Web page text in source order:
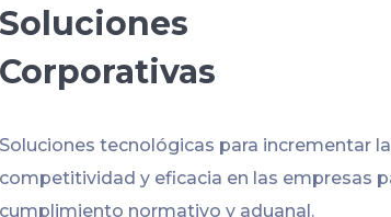
Soluciones
Corporativas
Soluciones tecnológicas para incrementar la
competitividad y eficacia en las empresas
cumplimiento normativo y aduanal.